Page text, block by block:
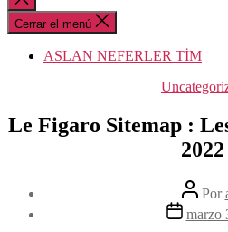
la
búsqueda
Cerrar el menú
ASLAN NEFERLER TİM
Le Figaro Sitemap :
2022
Autor
de
la
Por
Fechamarzo